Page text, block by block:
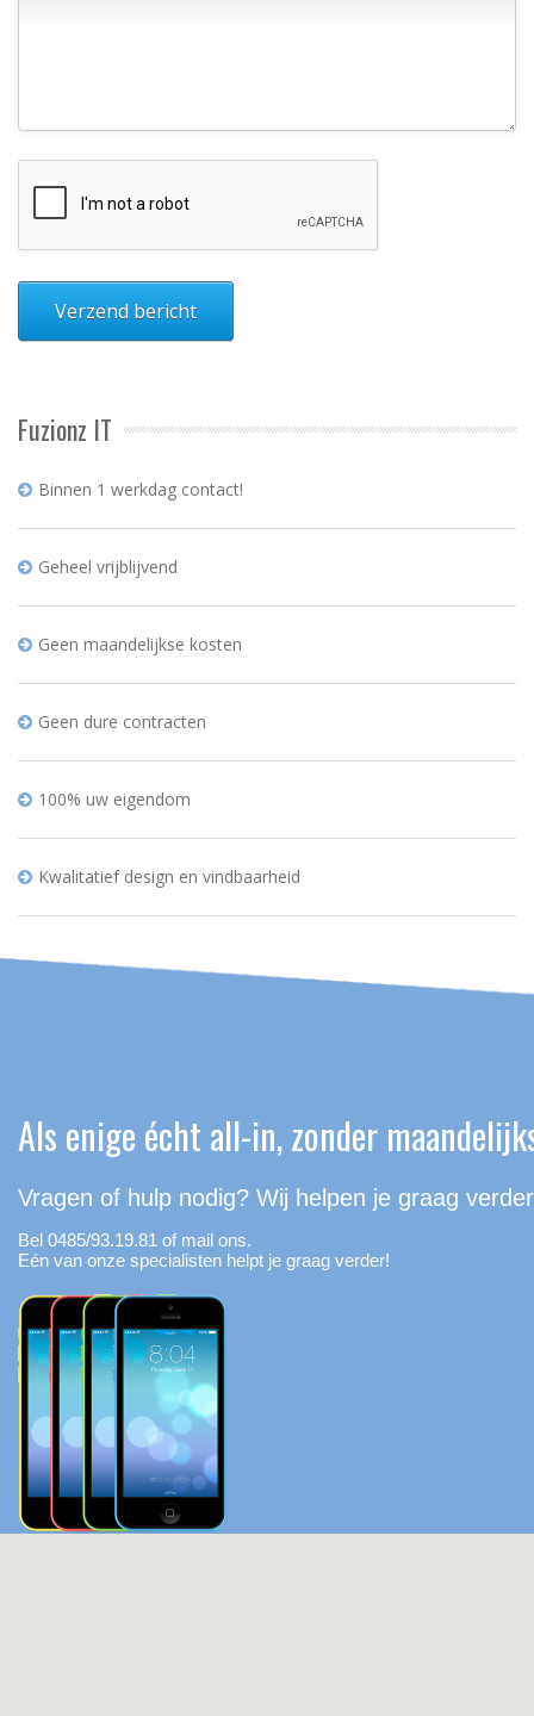
Fuzionz IT
Binnen 1 werkdag contact!
Geheel vrijblijvend
Geen maandelijkse kosten
Geen dure contracten
100% uw eigendom
Kwalitatief design en vindbaarheid
Als enige écht all-in, zonder
Vragen of hulp nodig? Wij helpen je graag verder
Bel 0485/93.19.81 of mail ons.
Eén van onze specialisten helpt je graag verder!